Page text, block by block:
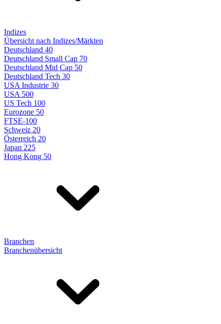
Indizes
Übersicht nach Indizes/Märkten
Deutschland 40
Deutschland Small Cap 70
Deutschland Mid Cap 50
Deutschland Tech 30
USA Industrie 30
USA 500
US Tech 100
Eurozone 50
FTSE-100
Schweiz 20
Österreich 20
Japan 225
Hong Kong 50
Branchen
Branchenübersicht